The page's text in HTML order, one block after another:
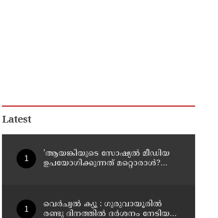
Latest
'ആയങ്കിയുടെ സോഷ്യൽ മീഡിയ
ഉപയോഗിക്കുന്നത് മറ്റൊരാൾ?
വെർച്വൽ ക്യൂ : ഗുരുവായൂരിൽ
രണ്ടു ദിനത്തിൽ ദർശനം നേടിയത്